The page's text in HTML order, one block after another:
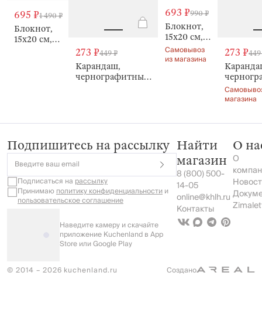
695 ₽1 490 ₽
Блокнот,
15х20 см,
273 ₽449 ₽
Карандаш,
чернографитный,
693 ₽990 ₽
Блокнот,
15х20 см,
80 листов,
с
Самовывоз
из магазина
273 ₽
ежик,
магазина
Подпишитесь на рассылку
Введите ваш email
Подписаться на рассылку
Принимаюполитику конфиденциальностии
пользовательское соглашение
Наведите камеру и скачайте
приложение Kuchenland в App
Store или Google Play
Найти
магазин
8 (800) 500-
14-05
online@khlh.ru
Контакты
О
О
© 2014 – 2026 kuchenland.ru Создано